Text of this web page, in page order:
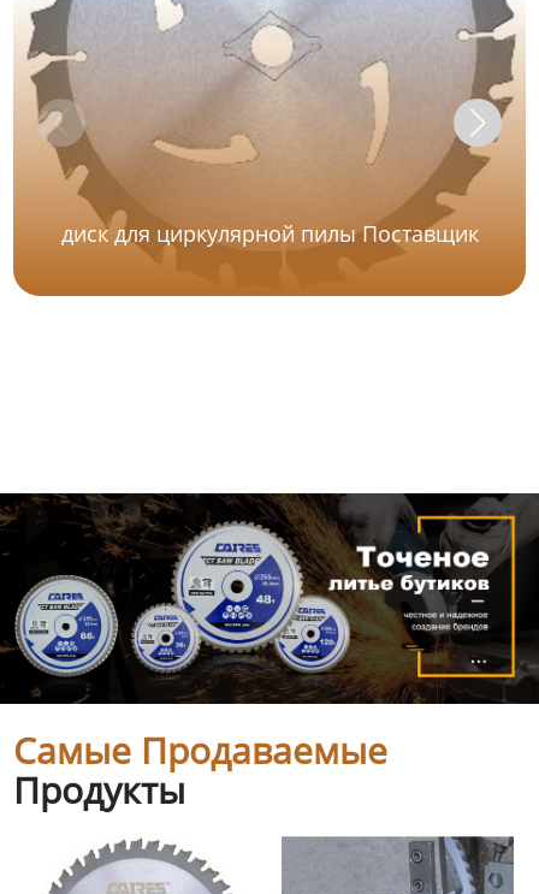
диск для циркулярной пилы Поставщик
Самые Продаваемые
Продукты